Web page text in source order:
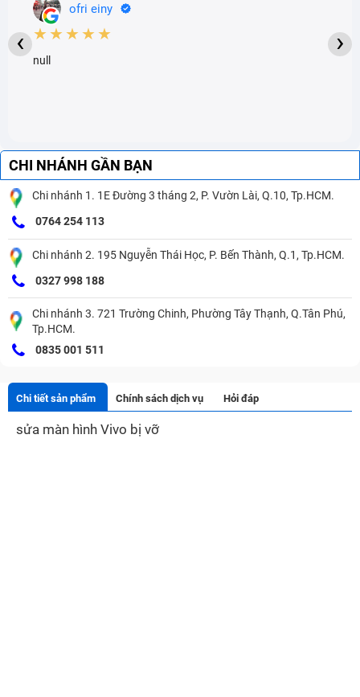
ofri einy
★★★★★
null
‹ ›
CHI NHÁNH GẦN BẠN
Chi nhánh 1. 1E Đường 3 tháng 2, P. Vườn Lài, Q.10, Tp.HCM.
0764 254 113
Chi nhánh 2. 195 Nguyễn Thái Học, P. Bến Thành, Q.1, Tp.HCM.
0327 998 188
Chi nhánh 3. 721 Trường Chinh, Phường Tây Thạnh, Q.Tân Phú,
Tp.HCM.
0835 001 511
Chi tiết sản phẩm Chính sách dịch vụ Hỏi đáp
sửa màn hình Vivo bị vỡ